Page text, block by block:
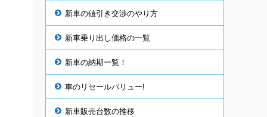
新車の値引き交渉のやり方
新車乗り出し価格の一覧
新車の納期一覧！
車のリセールバリュー!
新車販売台数の推移